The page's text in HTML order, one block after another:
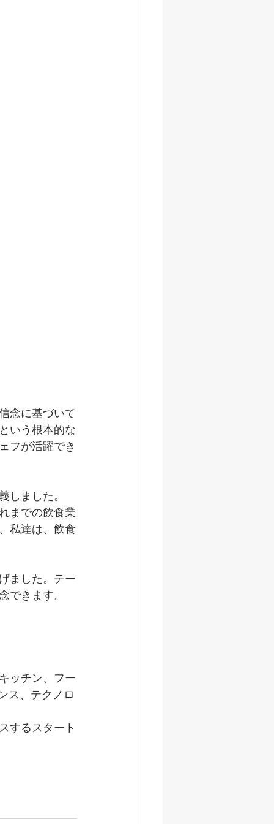
念に基づいて
いう根本的な
フが活躍でき
ました。
までの飲食業
私達は、飲食
ました。テー
きます。
ッチン、フー
ス、テクノロ
するスタート